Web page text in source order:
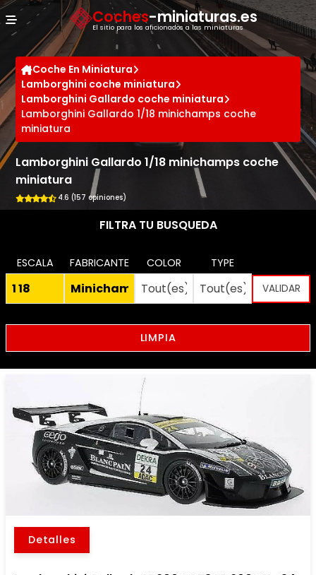
Coches-miniaturas.es
El sitio para los aficionados a las miniaturas
Coche En Miniatura
Lamborghini coche miniatura
Lamborghini Gallardo coche miniatura
Lamborghini Gallardo 1/18 minichamps coche
miniatura
Lamborghini Gallardo 1/18 minichamps coche
miniatura
4.6 (157 opiniones)
FILTRA TU BUSQUEDA
ESCALA FABRICANTE COLOR TYPE
LIMPIA
Detalles
Panel de gestión de cookies